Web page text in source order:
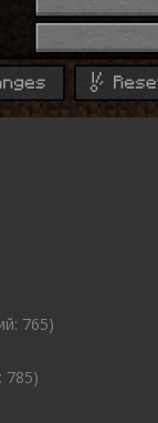
765)
785)